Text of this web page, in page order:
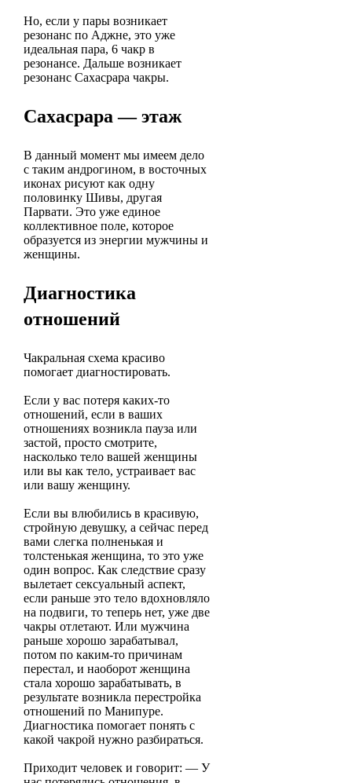
Но, если у пары возникает
резонанс по Аджне, это уже
идеальная пара, 6 чакр в
резонансе. Дальше возникает
резонанс Сахасрара чакры.
Сахасрара — этаж
В данный момент мы имеем дело
с таким андрогином, в восточных
иконах рисуют как одну
половинку Шивы, другая
Парвати. Это уже единое
коллективное поле, которое
образуется из энергии мужчины и
женщины.
Диагностика
отношений
Чакральная схема красиво
помогает диагностировать.
Если у вас потеря каких-то
отношений, если в ваших
отношениях возникла пауза или
застой, просто смотрите,
насколько тело вашей женщины
или вы как тело, устраивает вас
или вашу женщину.
Если вы влюбились в красивую,
стройную девушку, а сейчас перед
вами слегка полненькая и
толстенькая женщина, то это уже
один вопрос. Как следствие сразу
вылетает сексуальный аспект,
если раньше это тело вдохновляло
на подвиги, то теперь нет, уже две
чакры отлетают. Или мужчина
раньше хорошо зарабатывал,
потом по каким-то причинам
перестал, и наоборот женщина
стала хорошо зарабатывать, в
результате возникла перестройка
отношений по Манипуре.
Диагностика помогает понять с
какой чакрой нужно разбираться.
Приходит человек и говорит: — У